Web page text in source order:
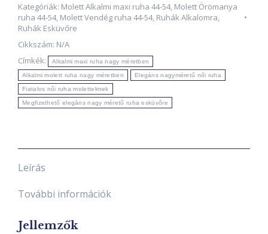
Ruha,
válldísszel,
fekete
mennyiség
Kategóriák: Molett Alkalmi maxi ruha 44-54, Molett Örömanya
ruha 44-54, Molett Vendég ruha 44-54, Ruhák Alkalomra
Ruhák Esküvőre
Cikkszám: N/A
Címkék:
Alkalmi maxi ruha nagy méretben
Alkalmi molett ruha nagy méretben Elegáns nagyméretű női ruha
Fiatalos női ruha moletteknek
Megfizethető elegáns nagy méretű ruha esküvőre
Leírás
További információk
Jellemzők